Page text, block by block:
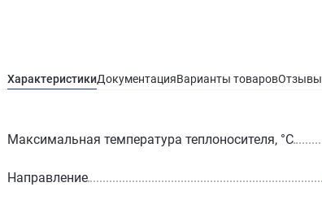
ХарактеристикиДокументацияВарианты товаровОтзывы
Максимальная температура теплоносителя, °С
Направление